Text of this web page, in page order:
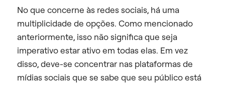
No que concerne às redes sociais, há uma
multiplicidade de opções. Como mencionado
anteriormente, isso não significa que seja
imperativo estar ativo em todas elas. Em vez
disso, deve-se concentrar nas plataformas de
mídias sociais que se sabe que seu público está